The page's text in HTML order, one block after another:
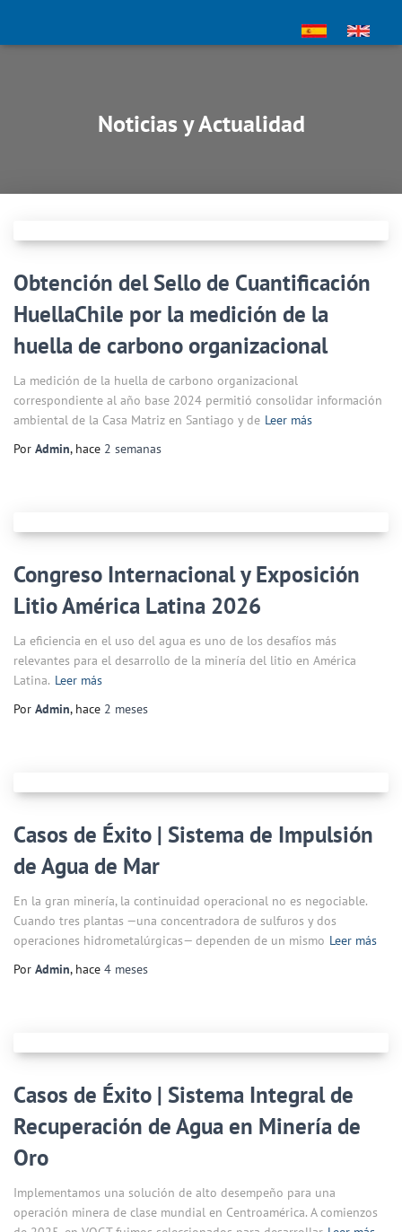
Noticias y Actualidad
Obtención del Sello de Cuantificación
HuellaChile por la medición de la
huella de carbono organizacional
La medición de la huella de carbono organizacional
correspondiente al año base 2024 permitió consolidar información
ambiental de la Casa Matriz en Santiago y de Leer más
Por Admin, hace 2 semanas
Congreso Internacional y Exposición
Litio América Latina 2026
La eficiencia en el uso del agua es uno de los desafíos más
relevantes para el desarrollo de la minería del litio en América
Latina. Leer más
Por Admin, hace 2 meses
Casos de Éxito | Sistema de Impulsión
de Agua de Mar
En la gran minería, la continuidad operacional no es negociable.
Cuando tres plantas —una concentradora de sulfuros y dos
operaciones hidrometalúrgicas— dependen de un mismo Leer más
Por Admin, hace 4 meses
Casos de Éxito | Sistema Integral de
Recuperación de Agua en Minería de
Oro
Implementamos una solución de alto desempeño para una
operación minera de clase mundial en Centroamérica. A comienzos